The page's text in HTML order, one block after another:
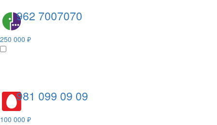
962 7007070
250 000 ₽
981 099 09 09
100 000 ₽